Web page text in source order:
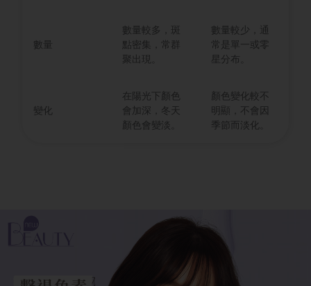
數量
數量較多，斑
點密集，常群
聚出現。
數量較少，通
常是單一或零
星分布。
變化
在陽光下顏色
會加深，冬天
顏色會變淡。
顏色變化較不
明顯，不會因
季節而淡化。